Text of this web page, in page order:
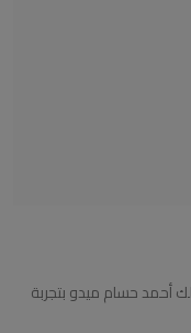
أحمد حسام ميدو بتجربة